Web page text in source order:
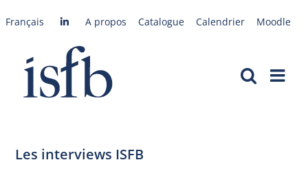
auFrançais A propos Catalogue Calendrier Moodle
Les interviews ISFB